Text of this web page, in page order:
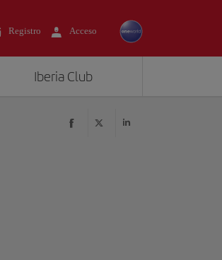
Registro Acceso
Iberia Club